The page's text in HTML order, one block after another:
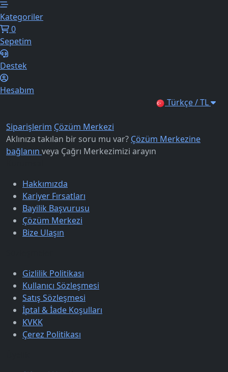
Kategoriler
0
Sepetim
Destek
Hesabım
Türkçe / TL
Siparişlerim Çözüm Merkezi
Aklınıza takılan bir soru mu var? Çözüm Merkezine
bağlanın veya Çağrı Merkezimizi arayın
Hakkımızda
Kariyer Fırsatları
Bayilik Başvurusu
Çözüm Merkezi
Bize Ulaşın
Gizlilik Politikası
Kullanıcı Sözleşmesi
Satış Sözleşmesi
İptal & İade Koşulları
KVKK
Çerez Politikası